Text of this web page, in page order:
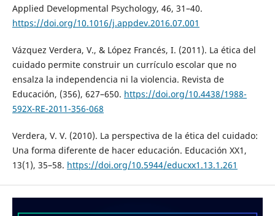
Applied Developmental Psychology, 46, 31–40.
https://doi.org/10.1016/j.appdev.2016.07.001
Vázquez Verdera, V., & López Francés, I. (2011). La ética del
cuidado permite construir un currículo escolar que no
ensalza la independencia ni la violencia. Revista de
Educación, (356), 627–650. https://doi.org/10.4438/1988-
592X-RE-2011-356-068
Verdera, V. V. (2010). La perspectiva de la ética del cuidado:
Una forma diferente de hacer educación. Educación XX1,
13(1), 35–58. https://doi.org/10.5944/educxx1.13.1.261